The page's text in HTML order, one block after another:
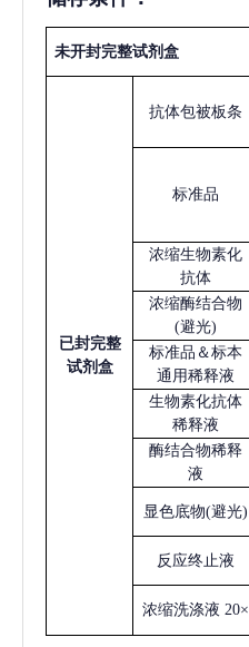
未开封完整试剂盒
已封完整
试剂盒
抗体包被板条
标准品
浓缩生物素化
抗体
浓缩酶结合物
(避光)
标准品＆标本
通用稀释液
生物素化抗体
稀释液
酶结合物稀释
液
显色底物(避光)
反应终止液
浓缩洗涤液 20×